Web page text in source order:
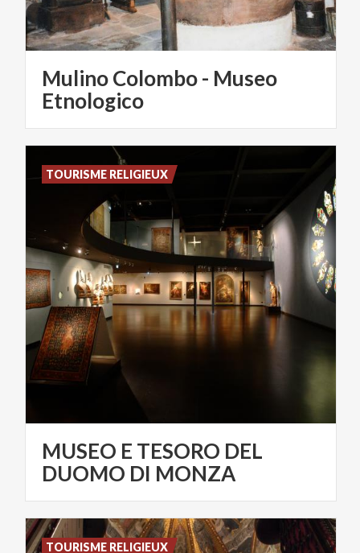
Mulino Colombo - Museo
Etnologico
MUSEO E TESORO DEL
DUOMO DI MONZA
TOURISME RELIGIEUX
TOURISME RELIGIEUX